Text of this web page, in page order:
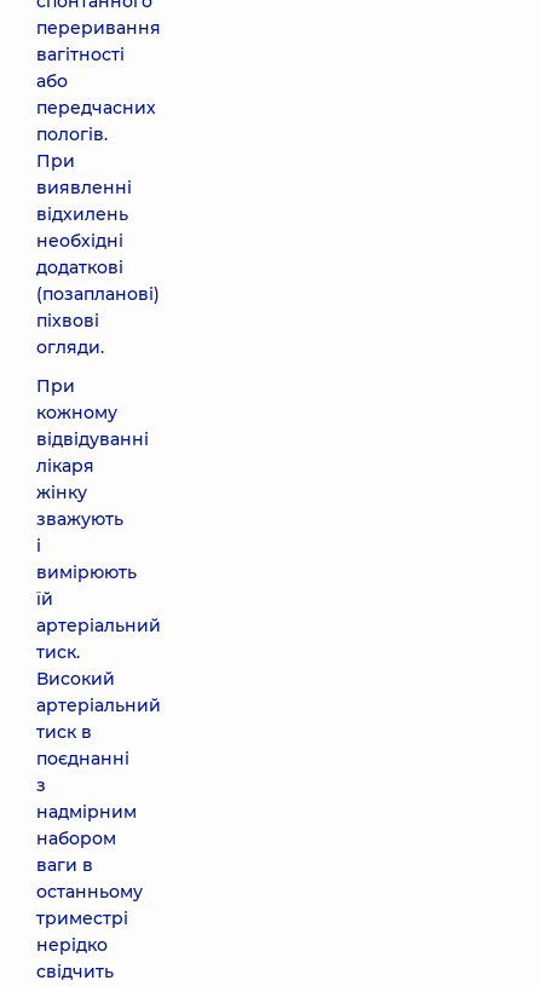
переривання
вагітності
або
передчасних
пологів.
При
виявленні
відхилень
необхідні
додаткові
(позапланові)
піхвові
огляди.
При
кожному
відвідуванні
лікаря
жінку
зважують
і
вимірюють
їй
артеріальний
тиск.
Високий
артеріальний
тиск в
поєднанні
з
надмірним
набором
ваги в
останньому
триместрі
нерідко
свідчить